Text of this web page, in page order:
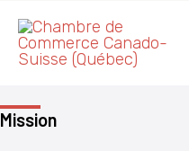
contenu
Mission